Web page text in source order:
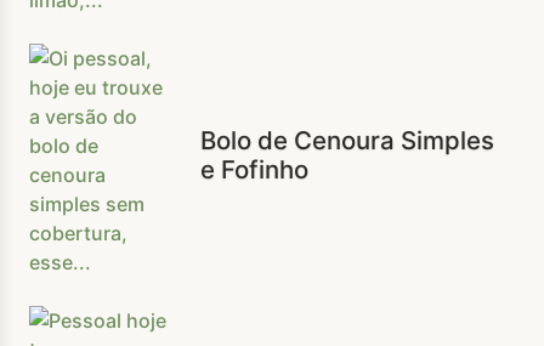
Bolo de Cenoura Simples
e Fofinho